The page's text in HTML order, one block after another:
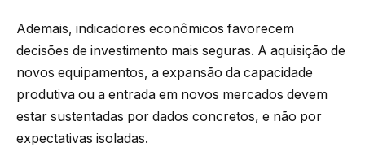
Ademais, indicadores econômicos favorecem
decisões de investimento mais seguras. A aquisição de
novos equipamentos, a expansão da capacidade
produtiva ou a entrada em novos mercados devem
estar sustentadas por dados concretos, e não por
expectativas isoladas.